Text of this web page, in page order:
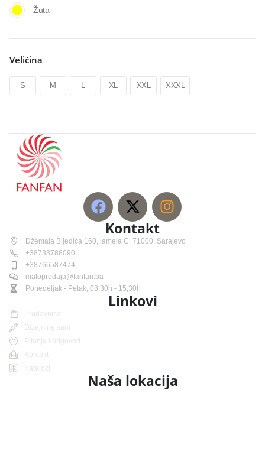
Žuta
Veličina
S M L XL XXL XXXL
Kontakt
Džemala Bijedića 160, lamela C, 71000, Sarajevo
+38733788090
+38766587474
maloprodaja@fanfan.ba
Ponedeljak - Petak; 08,30h - 15,30h
Linkovi
Prodavnica
Dizajniraj sam
Pitanja i odgovori
Kontakt
Katalozi
Naša lokacija